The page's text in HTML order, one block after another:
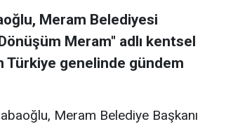
Meram Belediyesi
Meram" adlı kentsel
Türkiye genelinde gündem
Meram Belediye Başkanı